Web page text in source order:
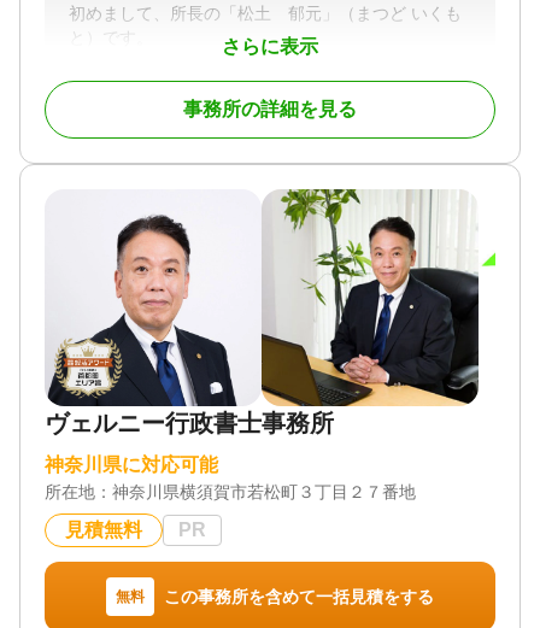
さらに表示
初めまして、所長の「松土 郁元」（まつど いくも
と）です。
神奈川県横浜市旭区鶴ヶ峰で開業しております。経
営の“伴走者”はもう見つかりましたか？
【松土税理士事務所】〔正式名称：松土郁元税理士
事務所〕(登録番号 第 94165号 東京地方税理士会
識はもちろんのこと、学生の頃から不動産や株式の
長い運用実績をもつ私と私を取り巻くプロフェッシ
ョナル集団が運営する税理士事務所です。
弊所は法人や個人のお客様に対して、税務申告や決
算書作成、税務相談だけに留まらず、幅広いサービ
スを提供しています。また税務や会計に関する最新
の情報にも精通しており、お客様に適切なアドバイ
スを提供することができます。
客様のニーズに合わせた最適な解決策を提供するこ
とを目指しています。話しやすさ、実力、本物で
す。弊所のサービスはお客様のビジネスを効率的に
運営し成長を促進するために必要なものです。
弊所は、「30年を超える経験を、あなたの味方に」
をモットーに、「信頼性、正確性、迅速性、そして
事務所の詳細を見る
ヴェルニー行政書士事務所
神奈川県に対応可能
所在地： 神奈川県横須賀市若松町３丁目２７番地
見積無料 PR
無料 この事務所を含めて一括見積をする